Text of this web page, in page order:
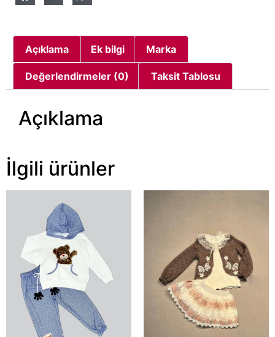
Açıklama Ek bilgi Marka
Değerlendirmeler (0) Taksit Tablosu
Açıklama
İlgili ürünler